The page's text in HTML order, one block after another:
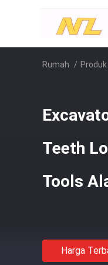
Rumah / Produk
Teeth
Tools
Harga